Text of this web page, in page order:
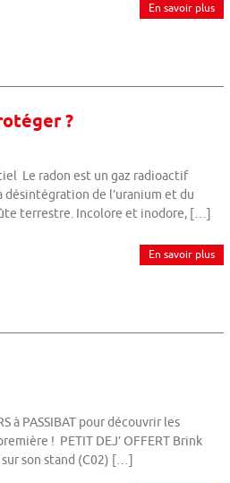
En savoir plus
?
Le radon est un gaz radioactif
désintégration de l’uranium et du
terrestre. Incolore et inodore, […]
En savoir plus
à PASSIBAT pour découvrir les
! PETIT DEJ’ OFFERT Brink
son stand (C02) […]